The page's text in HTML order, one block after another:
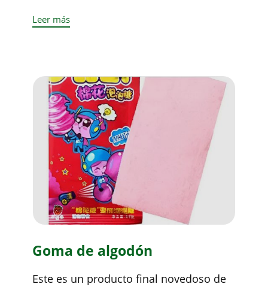
Leer más
Goma de algodón
Este es un producto final novedoso de